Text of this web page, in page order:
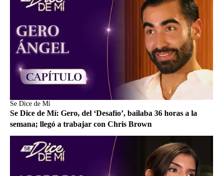
Se Dice de Mí
Se Dice de Mí: Gero, del ‘Desafío’, bailaba 36 horas a la
semana; llegó a trabajar con Chris Brown